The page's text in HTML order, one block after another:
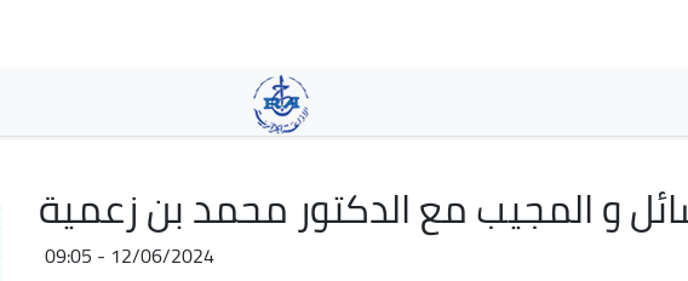
main
content
و المجيب مع الدكتور محمد بن زعمية
12/06/2024 - 09:05